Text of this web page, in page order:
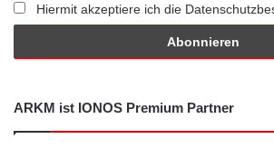
Hiermit akzeptiere ich die
ARKM ist IONOS Premium Partner